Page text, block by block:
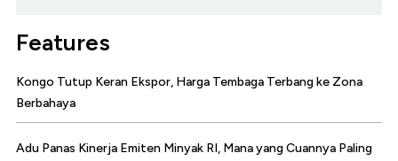
Features
Kongo Tutup Keran Ekspor, Harga Tembaga Terbang ke Zona
Berbahaya
Adu Panas Kinerja Emiten Minyak RI, Mana yang Cuannya Paling